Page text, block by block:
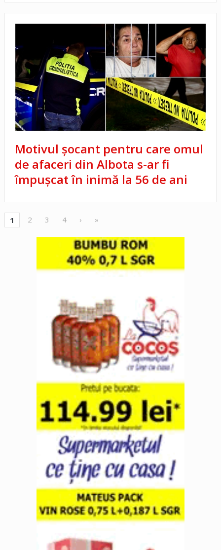
Motivul șocant pentru care omul
de afaceri din Albota s-ar fi
împușcat în inimă la 56 de ani
1 2 3 4 › »